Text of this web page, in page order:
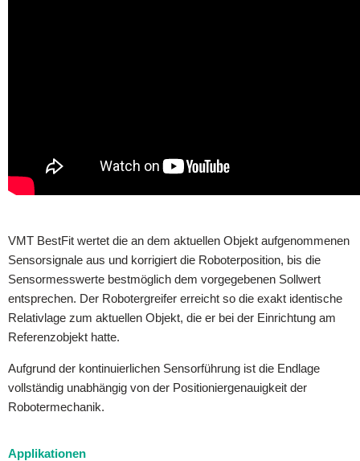
VMT BestFit wertet die an dem aktuellen Objekt aufgenommenen
Sensorsignale aus und korrigiert die Roboterposition, bis die
Sensormesswerte bestmöglich dem vorgegebenen Sollwert
entsprechen. Der Robotergreifer erreicht so die exakt identische
Relativlage zum aktuellen Objekt, die er bei der Einrichtung am
Referenzobjekt hatte.
Aufgrund der kontinuierlichen Sensorführung ist die Endlage
vollständig unabhängig von der Positioniergenauigkeit der
Robotermechanik.
Applikationen